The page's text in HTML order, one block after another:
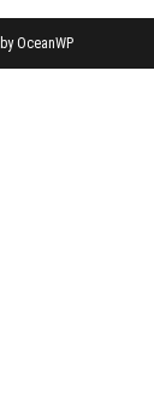
OceanWP